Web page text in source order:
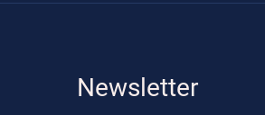
Newsletter